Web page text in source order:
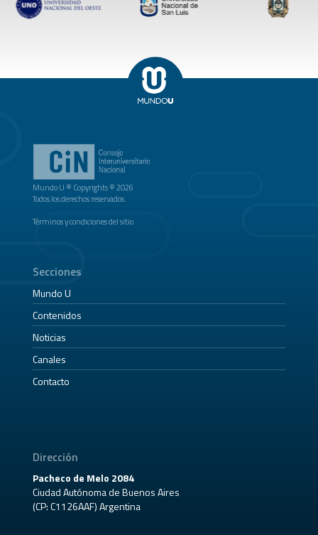
Mundo U ® Copyrights © 2026
Todos los derechos reservados.
Términos y condiciones del sitio
Secciones
Mundo U
Contenidos
Noticias
Canales
Contacto
Dirección
Pacheco de Melo 2084
Ciudad Autónoma de Buenos Aires
(CP: C1126AAF) Argentina